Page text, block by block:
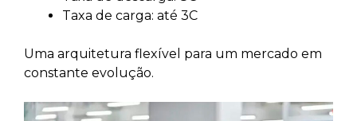
Taxa de carga: até 3C
Uma arquitetura flexível para um mercado em
constante evolução.